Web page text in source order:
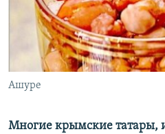
ПОБЕДИТЕЛЕЙ НЕ СУДЯТ?
КРЫМ.НЕПОКОРЕННЫЙ
ELIFBE
УКРАИНСКАЯ ПРОБЛЕМА КРЫМА
ПРИСОЕДИНЯЙТЕСЬ!
Ашуре
Многие крымские татары,